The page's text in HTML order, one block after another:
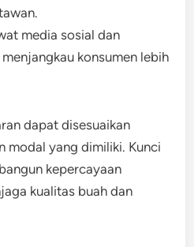
media sosial dan
konsumen lebih
dapat disesuaikan
modal yang dimiliki. Kunci
kepercayaan
kualitas buah dan